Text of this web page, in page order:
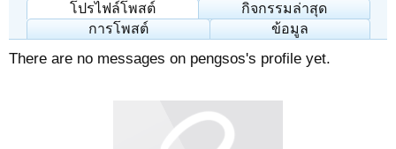
โปรไฟล์โพสต์
กิจกรรมล่าสุด
การโพสต์
ข้อมูล
There are no messages on pengsos's profile yet.